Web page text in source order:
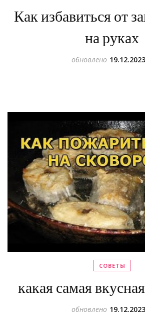
Как избавиться от
на руках
обновлено 19.12.2023
СОВЕТЫ
какая самая
обновлено 19.12.2023